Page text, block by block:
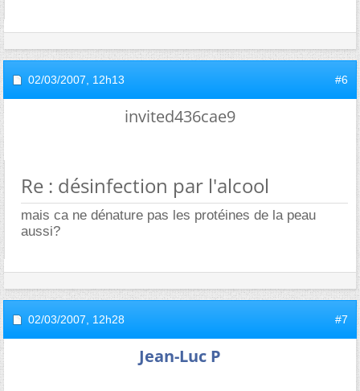
02/03/2007, 12h13 #6
invited436cae9
Re : désinfection par l'alcool
mais ca ne dénature pas les protéines de la peau
aussi?
02/03/2007, 12h28 #7
Jean-Luc P